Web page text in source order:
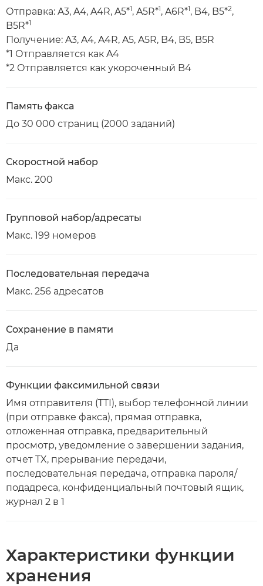
Отправка: A3, A4, A4R, A5*1, A5R*1, A6R*1, B4, B5*2,
B5R*1
Получение: A3, A4, A4R, A5, A5R, B4, B5, B5R
*1 Отправляется как A4
*2 Отправляется как укороченный B4
Память факса
До 30 000 страниц (2000 заданий)
Скоростной набор
Макс. 200
Групповой набор/адресаты
Макс. 199 номеров
Последовательная передача
Макс. 256 адресатов
Сохранение в памяти
Да
Функции факсимильной связи
Имя отправителя (TTI), выбор телефонной линии
(при отправке факса), прямая отправка,
отложенная отправка, предварительный
просмотр, уведомление о завершении задания,
отчет TX, прерывание передачи,
последовательная передача, отправка пароля/
подадреса, конфиденциальный почтовый ящик,
журнал 2 в 1
Характеристики функции
хранения